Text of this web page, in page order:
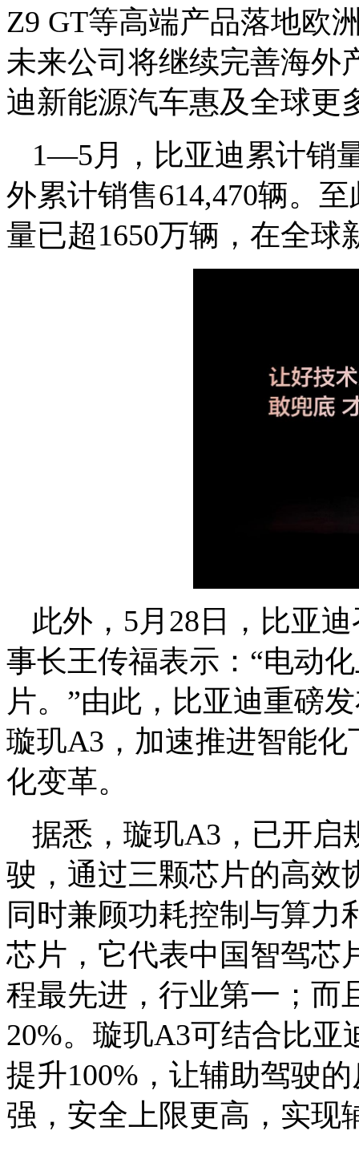
Z9 GT等高端产品落地欧
未来公司将继续完善海外
迪新能源汽车惠及全球更
1—5月，比亚迪累计销
外累计销售614,470辆。 至
量已超1650万辆，在全
此外，5月28日，比亚
事长王传福表示：“电动
片。”由此，比亚迪重磅
璇玑A3，加速推进智能
化变革。
据悉，璇玑A3，已开启
驶，通过三颗芯片的高效
同时兼顾功耗控制与算力
芯片，它代表中国智驾芯
程最先进，行业第一；而
20%。璇玑A3可结合比
提升100%，让辅助驾驶
强，安全上限更高，实现